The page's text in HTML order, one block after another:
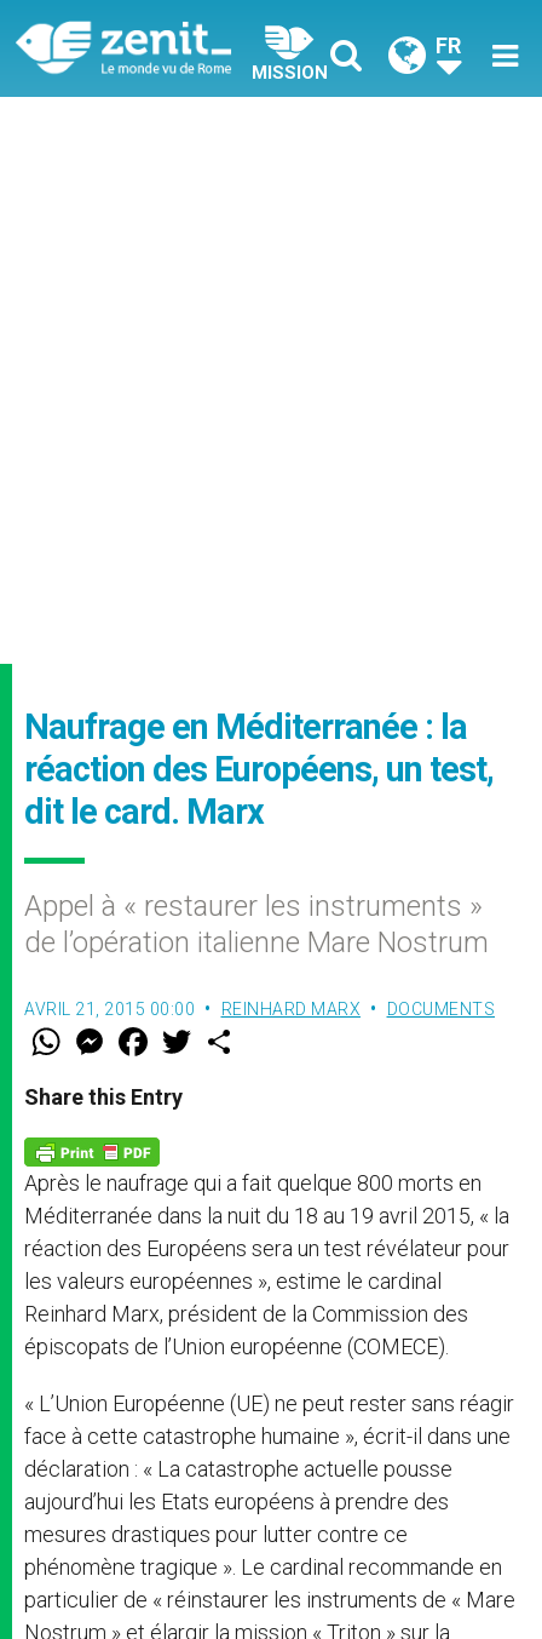
MISSION
FR
Naufrage en Méditerranée : la
réaction des Européens, un test,
dit le card. Marx
Appel à « restaurer les instruments »
de l’opération italienne Mare Nostrum
AVRIL 21, 2015 00:00 REINHARD MARX DOCUMENTS
W
t
s
p
p
M
e
s
e
g
e
r
F
a
e
b
o
k
w
Share this Entry
Après le naufrage qui a fait quelque 800 morts en
Méditerranée dans la nuit du 18 au 19 avril 2015, « la
réaction des Européens sera un test révélateur pour
les valeurs européennes », estime le cardinal
Reinhard Marx, président de la Commission des
épiscopats de l’Union européenne (COMECE).
« L’Union Européenne (UE) ne peut rester sans réagir
face à cette catastrophe humaine », écrit-il dans une
déclaration : « La catastrophe actuelle pousse
aujourd’hui les Etats européens à prendre des
mesures drastiques pour lutter contre ce
phénomène tragique ». Le cardinal recommande en
particulier de « réinstaurer les instruments de « Mare
Nostrum » et élargir la mission « Triton » sur la